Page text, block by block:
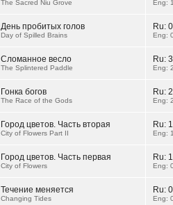
The Sacred Niu Grove Eng:
День пробитых голов
Day of Spilled Brains
Ru:
Eng:
Сломанное весло
The Splintered Paddle
Ru:
Eng:
Гонка богов
The Race of the Gods
Ru:
Eng:
Город цветов. Часть вторая
City of Flowers Part II
Ru:
Eng:
Город цветов. Часть первая
City of Flowers
Ru:
Eng:
Течение меняется
Changing Tides
Ru:
Eng: